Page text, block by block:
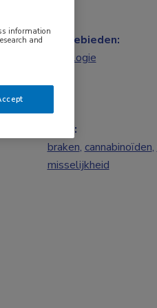
Vakgebieden:
Oncologie
Tags:
braken, cannabinoïden,
misselijkheid
information
and